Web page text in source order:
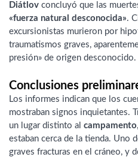
Diátlov concluyó que las
«fuerza natural desconocida».
excursionistas murieron por
traumatismos graves,
presión» de origen desconocido.
Conclusiones
Los informes indican que los
mostraban signos inquietantes.
un lugar distinto al campamento
estaban cerca de la tienda. Uno
graves fracturas en el cráneo, y